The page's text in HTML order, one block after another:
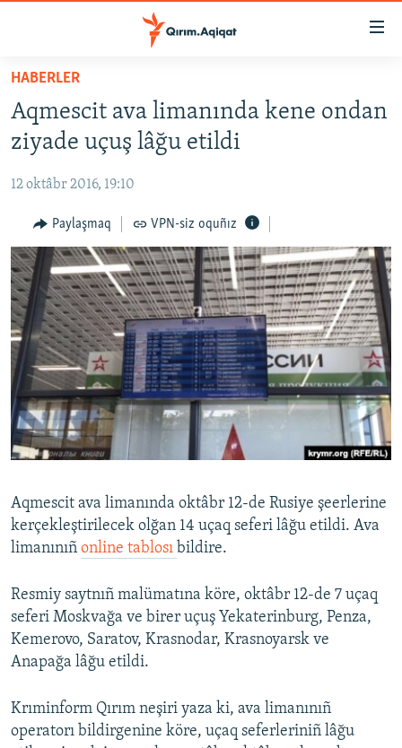
Esas
qaytmaq
Baş
navigatsiyağa
qaytmaq
qaytmaq
SİYASET
İQTİSADİYAT
CEMİYET
MEDENİYET
İNSAN AQLARI
VİDEO
SÜRET
BLOGLAR
FİKİR
Русский
Українською
QOŞULIÑIZ!
RFE/RS bütün saytları
HABERLER
Aqmescit ava limanında kene ondan
ziyade uçuş lâğu etildi
12 oktâbr 2016, 19:10
Paylaşmaq VPN-siz oquñız
Aqmescit ava limanında oktâbr 12-de Rusiye şeerlerine
kerçekleştirilecek olğan 14 uçaq seferi lâğu etildi. Ava
limanınıñ online tablosı bildire.
Resmiy saytnıñ malümatına köre, oktâbr 12-de 7 uçaq
seferi Moskvağa ve birer uçuş Yekaterinburg, Penza,
Kemerovo, Saratov, Krasnodar, Krasnoyarsk ve
Anapağa lâğu etildi.
Krıminform Qırım neşiri yaza ki, ava limanınıñ
operatorı bildirgenine köre, uçaq seferleriniñ lâğu